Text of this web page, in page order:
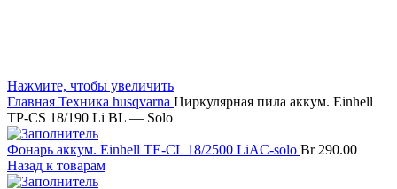
Нажмите, чтобы увеличить
Главная Техника husqvarna Циркулярная пила аккум. Einhell
TP-CS 18/190 Li BL — Solo
Фонарь аккум. Einhell TE-CL 18/2500 LiAC-solo Br290.00
Назад к товарам